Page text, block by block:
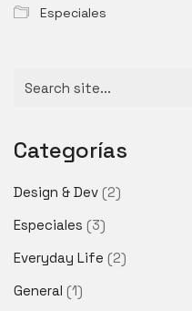
Especiales
Categorías
Design & Dev (2)
Especiales (3)
Everyday Life (2)
General (1)